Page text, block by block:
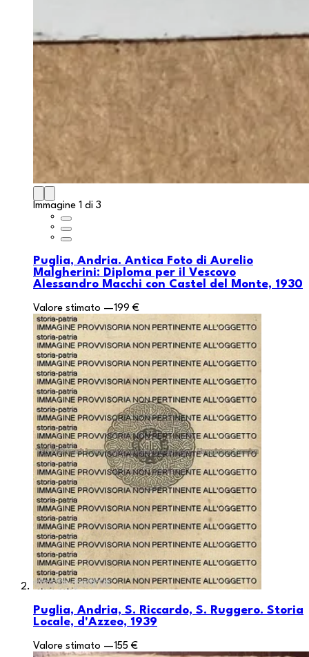
Immagine 1 di 3
Puglia, Andria. Antica Foto di Aurelio
Malgherini: Diploma per il Vescovo
Alessandro Macchi con Castel del Monte, 1930
Valore stimato —199 €
Puglia, Andria, S. Riccardo, S. Ruggero. Storia
Locale, d'Azzeo, 1939
Valore stimato —155 €